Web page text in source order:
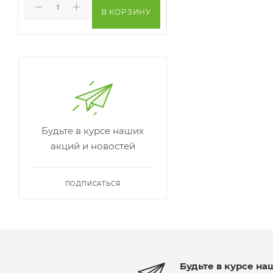
В КОРЗИНУ
Будьте в курсе наших
акций и новостей
ПОДПИСАТЬСЯ
Будьте в курсе